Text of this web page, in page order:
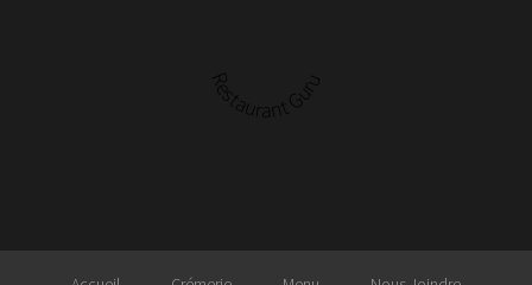
Restaurant Guru